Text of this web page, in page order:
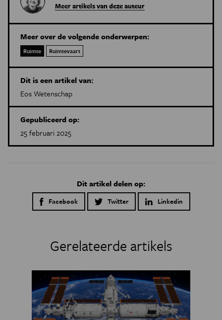
Meer artikels van deze auteur
Meer over de volgende onderwerpen:
Ruimte Ruimtevaart
Dit is een artikel van:
Eos Wetenschap
Gepubliceerd op:
25 februari 2025
Dit artikel delen op:
Facebook Twitter Linkedin
Gerelateerde artikels